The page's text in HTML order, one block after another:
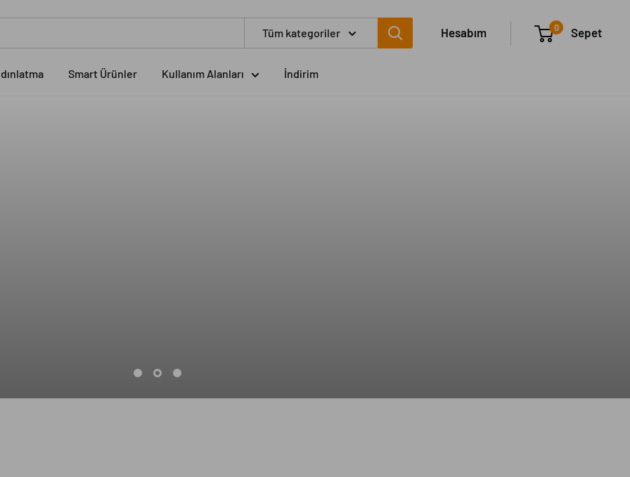
Tüm kategoriler Hesabım 0 Sepet
Smart Ürünler Kullanım Alanları İndirim